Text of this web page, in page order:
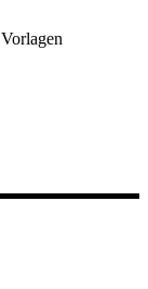
Vorlagen